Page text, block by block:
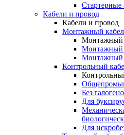
Стартерные
Кабели и провод
Кабели и провод
Монтажный
Монтажный
Монтажный
Монтажный
Контрольный
Без
Для
Для